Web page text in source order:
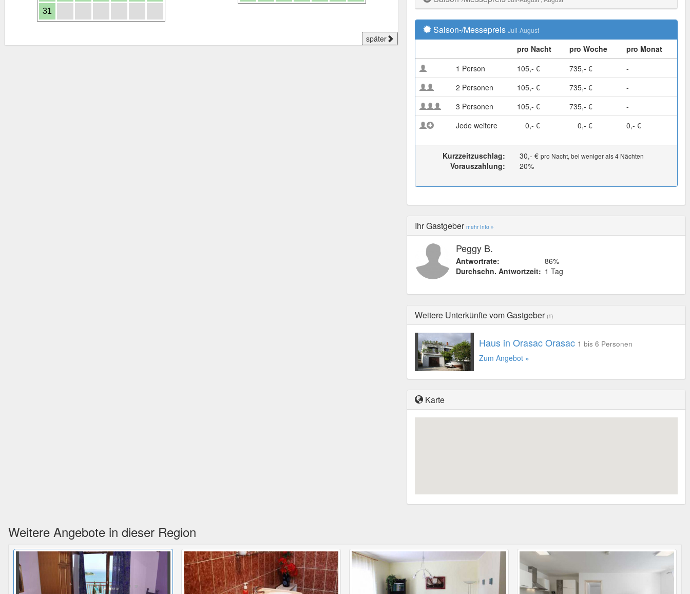
Saison-/Messepreis Juli-August
pro Nacht pro Woche
pro Monat
1 Person
105,- € 735,- €
-
2 Personen
105,- € 735,- €
-
3 Personen
105,- € 735,- €
-
Jede weitere
0,- € 0,- € 0,- €
Kurzzeitzuschlag: 30,- € pro Nacht, bei weniger als 4 Nächten
Vorauszahlung: 20%
Ihr Gastgeber mehr Info »
Peggy B.
Antwortrate:
86%
Durchschn. Antwortzeit: 1 Tag
Weitere Unterkünfte vom Gastgeber (1)
Haus in Orasac Orasac 1 bis 6 Personen
Zum Angebot »
Karte
31
später
Weitere Angebote in dieser Region